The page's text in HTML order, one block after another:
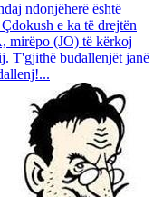
ndonjëherë është
e ka të drejtën
mirëpo (JO) të kërkoj
T'gjithë budallenjët janë